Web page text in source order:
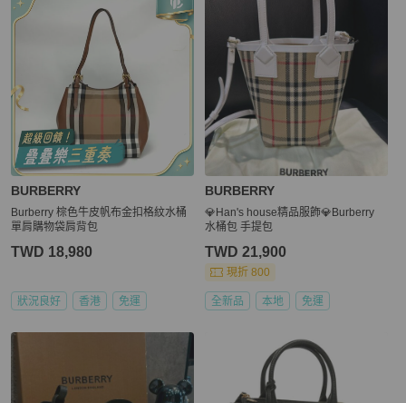
BURBERRY
Burberry 棕色牛皮帆布金扣格紋水桶
單肩購物袋肩背包
TWD 18,980
狀況良好 香港 免運
BURBERRY
💎Han's house精品服飾💎Burberry
水桶包 手提包
TWD 21,900
現折 800
全新品 本地 免運